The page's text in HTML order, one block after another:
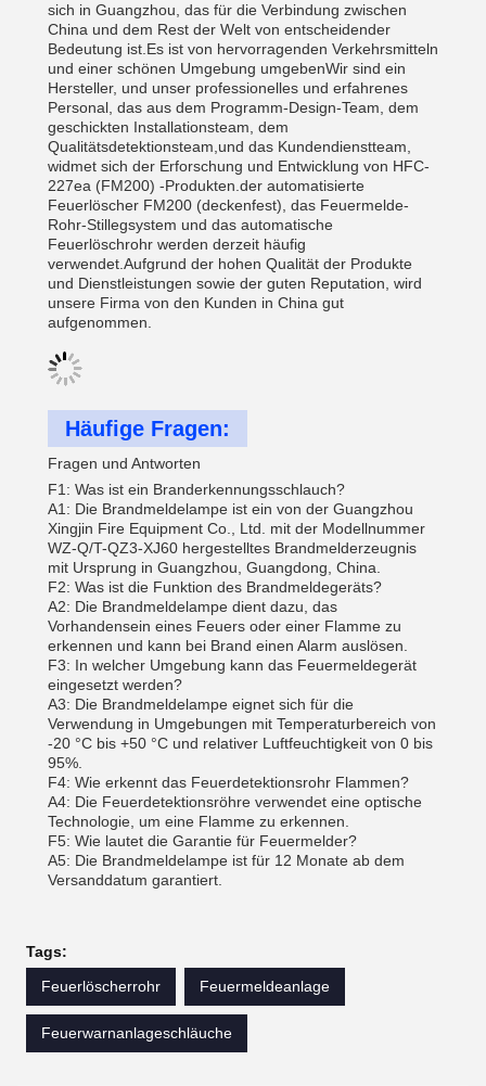
sich in Guangzhou, das für die Verbindung zwischen
China und dem Rest der Welt von entscheidender
Bedeutung ist.Es ist von hervorragenden Verkehrsmitteln
und einer schönen Umgebung umgebenWir sind ein
Hersteller, und unser professionelles und erfahrenes
Personal, das aus dem Programm-Design-Team, dem
geschickten Installationsteam, dem
Qualitätsdetektionsteam,und das Kundendienstteam,
widmet sich der Erforschung und Entwicklung von HFC-
227ea (FM200) -Produkten.der automatisierte
Feuerlöscher FM200 (deckenfest), das Feuermelde-
Rohr-Stillegsystem und das automatische
Feuerlöschrohr werden derzeit häufig
verwendet.Aufgrund der hohen Qualität der Produkte
und Dienstleistungen sowie der guten Reputation, wird
unsere Firma von den Kunden in China gut
aufgenommen.
Häufige Fragen:
Fragen und Antworten
F1: Was ist ein Branderkennungsschlauch?
A1: Die Brandmeldelampe ist ein von der Guangzhou
Xingjin Fire Equipment Co., Ltd. mit der Modellnummer
WZ-Q/T-QZ3-XJ60 hergestelltes Brandmelderzeugnis
mit Ursprung in Guangzhou, Guangdong, China.
F2: Was ist die Funktion des Brandmeldegeräts?
A2: Die Brandmeldelampe dient dazu, das
Vorhandensein eines Feuers oder einer Flamme zu
erkennen und kann bei Brand einen Alarm auslösen.
F3: In welcher Umgebung kann das Feuermeldegerät
eingesetzt werden?
A3: Die Brandmeldelampe eignet sich für die
Verwendung in Umgebungen mit Temperaturbereich von
-20 °C bis +50 °C und relativer Luftfeuchtigkeit von 0 bis
95%.
F4: Wie erkennt das Feuerdetektionsrohr Flammen?
A4: Die Feuerdetektionsröhre verwendet eine optische
Technologie, um eine Flamme zu erkennen.
F5: Wie lautet die Garantie für Feuermelder?
A5: Die Brandmeldelampe ist für 12 Monate ab dem
Versanddatum garantiert.
Tags:
Feuerlöscherrohr
Feuermeldeanlage
Feuerwarnanlageschläuche